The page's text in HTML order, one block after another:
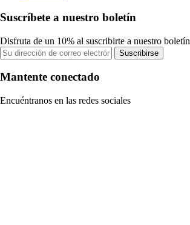
Suscríbete a nuestro boletín
Disfruta de un 10% al suscribirte a nuestro boletín
Suscribirse
Mantente conectado
Encuéntranos en las redes sociales